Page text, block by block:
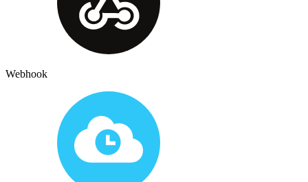
Webhook